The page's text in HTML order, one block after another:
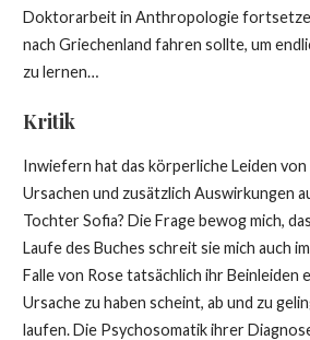
Doktorarbeit in Anthropologie
nach Griechenland fahren sollte, um
zu lernen…
Kritik
Inwiefern hat das körperliche Leiden
Ursachen und zusätzlich Auswirkungen
Tochter Sofia? Die Frage bewog mich,
Laufe des Buches schreit sie mich auch
Falle von Rose tatsächlich ihr Beinleiden
Ursache zu haben scheint, ab und zu
laufen. Die Psychosomatik ihrer